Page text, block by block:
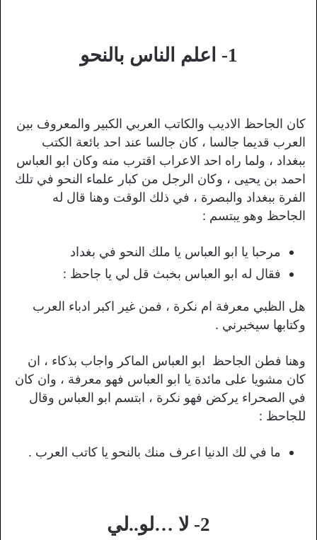
1- اعلم الناس بالنحو
كان الجاحظ الاديب والكاتب العربي الكبير والمعروف بين
العرب قديما جالسا ، كان جالسا عند احد بائعة الكتب
ببغداد ، ولما راه احد الاعراب اقترب منه وكان ابو العباس
احمد بن يحيى ، وكان الرجل من كبار علماء النحو في تلك
الفرة ببغداد والبصرة ، في ذلك الوقت وهنا قال له
الجاحظ وهو يبتسم :
مرحبا يا ابو العباس يا ملك النحو في بغداد
فقال له ابو العباس بخبث قل لي يا جاحظ :
هل الظبي معرفة ام نكرة ، فمن غير اكبر ادباء العرب
وكتابها سيخبرني .
وهنا فطن الجاحظ ابو العباس الماكر واجاب بذكاء ، ان
كان مشويا على مائدة يا ابو العباس فهو معرفة ، وان كان
في الصحراء يركض فهو نكرة ، ابتسم ابو العباس وقال
للجاحظ :
ما في لك الدنيا اعرف منك بالنحو يا كاتب العرب .
2- لا …لو..لي